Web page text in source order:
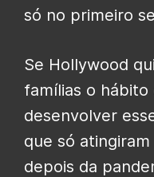
só no primeiro
Se Hollywood
famílias o hábito
desenvolver
que só
depois da